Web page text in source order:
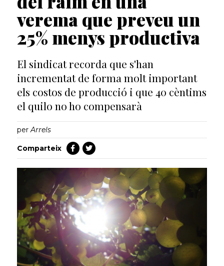
verema que preveu un
25% menys productiva
El sindicat recorda que s'han
incrementat de forma molt important
els costos de producció i que 40 cèntims
el quilo no ho compensarà
perArrels
Comparteix